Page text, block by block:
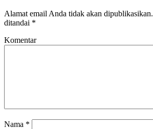
Alamat email Anda tidak akan dipublikasikan.
ditandai *
Komentar
Nama *